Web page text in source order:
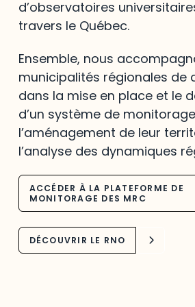
d’observatoires
travers le Québec.
Ensemble, nous
municipalités régionales de
dans la mise en place et le
d’un système de
l’aménagement de leur
l’analyse des dynamiques
ACCÉDER À LA PLATEFORME DE
MONITORAGE DES MRC
DÉCOUVRIR LE RNO